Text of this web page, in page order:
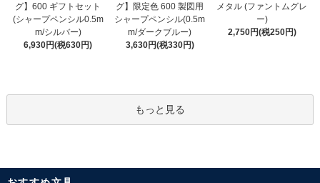
グ】600 ギフトセット
(シャープペンシル0.5m
m/シルバー)
6,930円(税630円)
グ】限定色 600 製図用
シャープペンシル(0.5m
m/ダークブルー)
3,630円(税330円)
メタル (ファントムグレ
ー)
2,750円(税250円)
もっと見る